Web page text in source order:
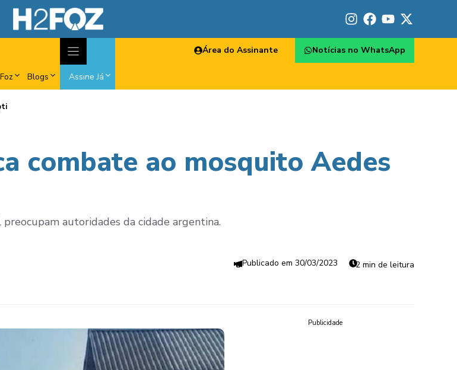
Blogs Assine Já
Área do Assinante Notícias no WhatsApp
combate ao mosquito Aedes
autoridades da cidade argentina.
30/03/2023 2 min de leitura
Publicidade